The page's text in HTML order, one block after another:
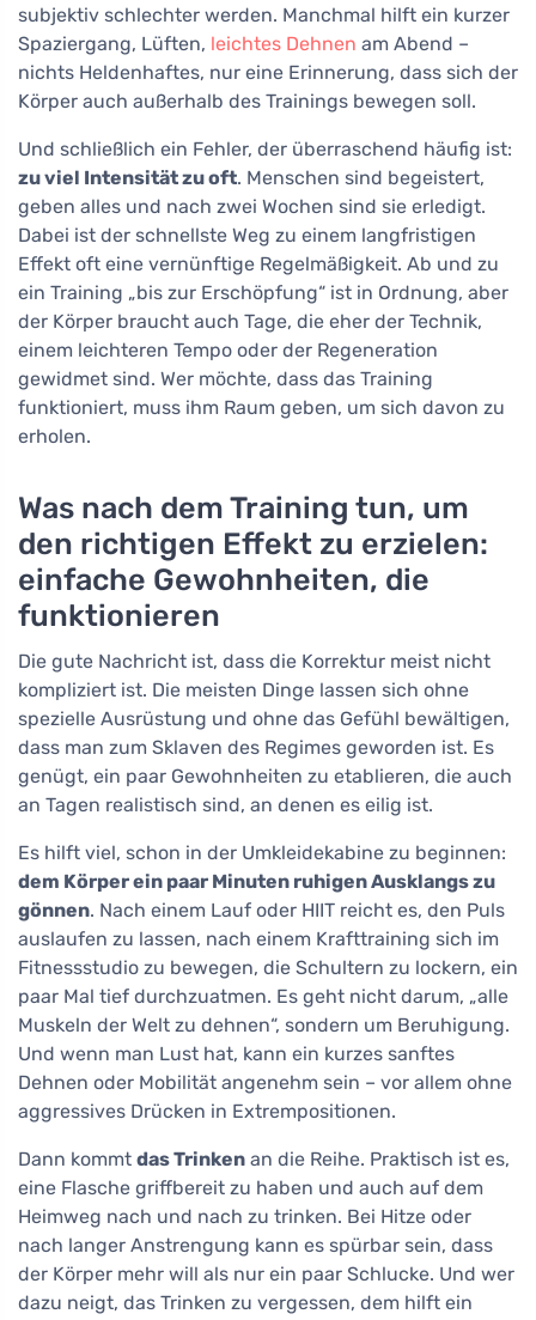
subjektiv schlechter werden. Manchmal hilft ein kurzer
Spaziergang, Lüften, leichtes Dehnen am Abend –
nichts Heldenhaftes, nur eine Erinnerung, dass sich der
Körper auch außerhalb des Trainings bewegen soll.
Und schließlich ein Fehler, der überraschend häufig ist:
zu viel Intensität zu oft. Menschen sind begeistert,
geben alles und nach zwei Wochen sind sie erledigt.
Dabei ist der schnellste Weg zu einem langfristigen
Effekt oft eine vernünftige Regelmäßigkeit. Ab und zu
ein Training „bis zur Erschöpfung“ ist in Ordnung, aber
der Körper braucht auch Tage, die eher der Technik,
einem leichteren Tempo oder der Regeneration
gewidmet sind. Wer möchte, dass das Training
funktioniert, muss ihm Raum geben, um sich davon zu
erholen.
Was nach dem Training tun, um
den richtigen Effekt zu erzielen:
einfache Gewohnheiten, die
funktionieren
Die gute Nachricht ist, dass die Korrektur meist nicht
kompliziert ist. Die meisten Dinge lassen sich ohne
spezielle Ausrüstung und ohne das Gefühl bewältigen,
dass man zum Sklaven des Regimes geworden ist. Es
genügt, ein paar Gewohnheiten zu etablieren, die auch
an Tagen realistisch sind, an denen es eilig ist.
Es hilft viel, schon in der Umkleidekabine zu beginnen:
dem Körper ein paar Minuten ruhigen Ausklangs zu
gönnen. Nach einem Lauf oder HIIT reicht es, den Puls
auslaufen zu lassen, nach einem Krafttraining sich im
Fitnessstudio zu bewegen, die Schultern zu lockern, ein
paar Mal tief durchzuatmen. Es geht nicht darum, „alle
Muskeln der Welt zu dehnen“, sondern um Beruhigung.
Und wenn man Lust hat, kann ein kurzes sanftes
Dehnen oder Mobilität angenehm sein – vor allem ohne
aggressives Drücken in Extrempositionen.
Dann kommt das Trinken an die Reihe. Praktisch ist es,
eine Flasche griffbereit zu haben und auch auf dem
Heimweg nach und nach zu trinken. Bei Hitze oder
nach langer Anstrengung kann es spürbar sein, dass
der Körper mehr will als nur ein paar Schlucke. Und wer
dazu neigt, das Trinken zu vergessen, dem hilft ein